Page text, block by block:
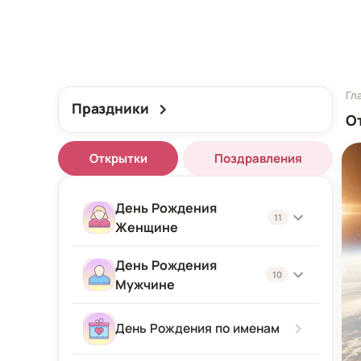
Праздники
Открытки Поздравления
День Рождения
Женщине
11
Женщине
Подруге
Девушке
День Рождения
Мужчине
10
Мужчине
День Рождения по именам